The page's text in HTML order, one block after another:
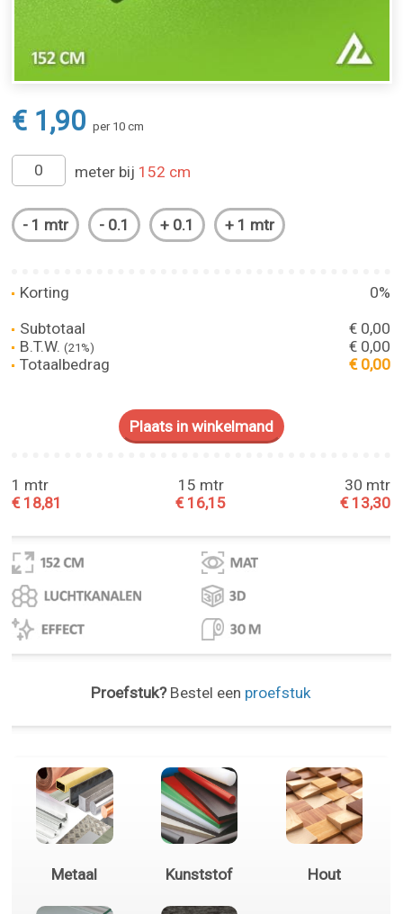
€ 1,90 per 10 cm
meter bij 152 cm
Korting
0%
Subtotaal
€ 0,00
B.T.W.(21%)
€ 0,00
Totaalbedrag
€ 0,00
1 mtr
€ 18,81
15 mtr
€ 16,15
30 mtr
€ 13,30
Proefstuk?Bestel een proefstuk
Metaal Kunststof Hout